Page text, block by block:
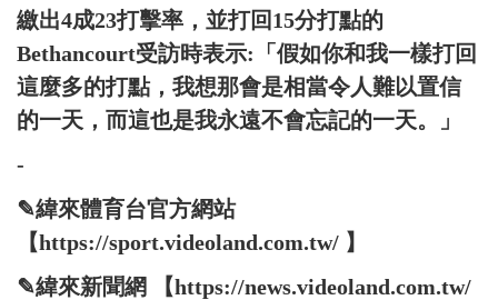
繳出4成23打擊率，並打回15分打點的
Bethancourt受訪時表示:「假如你和我一樣打回
這麼多的打點，我想那會是相當令人難以置信
的一天，而這也是我永遠不會忘記的一天。」
-
✎緯來體育台官方網站
【https://sport.videoland.com.tw/ 】
✎緯來新聞網 【https://news.videoland.com.tw/